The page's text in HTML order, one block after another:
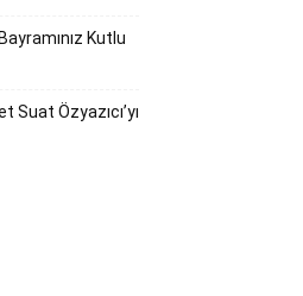
Kutlu
Suat Özyazıcı’yı